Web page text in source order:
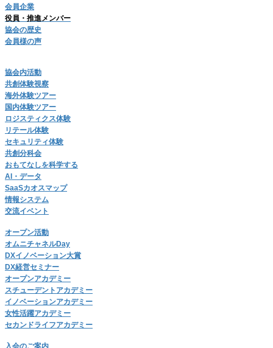
会員企業
役員・推進メンバー
協会の歴史
会員様の声
協会内活動
共創体験視察
海外体験ツアー
国内体験ツアー
ロジスティクス体験
リテール体験
セキュリティ体験
共創分科会
おもてなしを科学する
AI・データ
SaaSカオスマップ
情報システム
交流イベント
オープン活動
オムニチャネルDay
DXイノベーション大賞
DX経営セミナー
オープンアカデミー
スチューデントアカデミー
イノベーションアカデミー
女性活躍アカデミー
セカンドライフアカデミー
入会のご案内